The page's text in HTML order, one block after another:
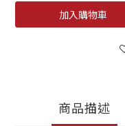
加入購物車
商品描述